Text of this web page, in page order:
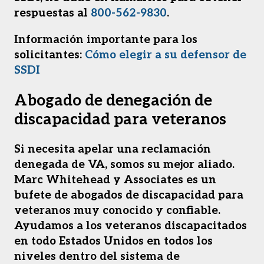
respuestas al 800-562-9830.
Información importante para los
solicitantes: Cómo elegir a su defensor de
SSDI
Abogado de denegación de
discapacidad para veteranos
Si necesita apelar una reclamación
denegada de VA, somos su mejor aliado.
Marc Whitehead y Associates es un
bufete de abogados de discapacidad para
veteranos muy conocido y confiable.
Ayudamos a los veteranos discapacitados
en todo Estados Unidos en todos los
niveles dentro del sistema de